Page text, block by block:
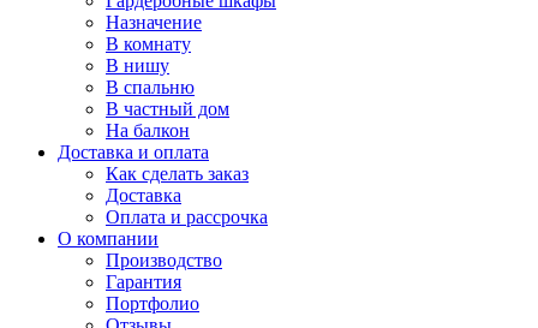
Назначение
В комнату
В нишу
В спальню
В частный дом
На балкон
Доставка и оплата
Как сделать заказ
Доставка
Оплата и рассрочка
О компании
Производство
Гарантия
Портфолио